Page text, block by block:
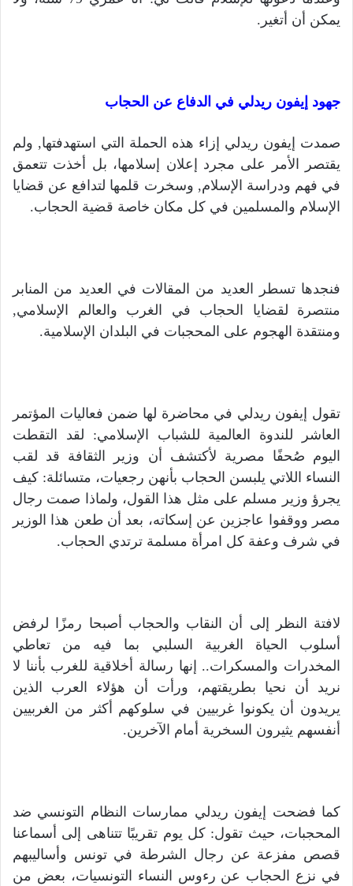
يمكن أن أتغير.
جهود إيفون ريدلي في الدفاع عن الحجاب
صمدت إيفون ريدلي إزاء هذه الحملة التي استهدفتها, ولم
يقتصر الأمر على مجرد إعلان إسلامها، بل أخذت تتعمق
في فهم ودراسة الإسلام, وسخرت قلمها لتدافع عن قضايا
الإسلام والمسلمين في كل مكان خاصة قضية الحجاب.
فنجدها تسطر العديد من المقالات في العديد من المنابر
منتصرة لقضايا الحجاب في الغرب والعالم الإسلامي,
ومنتقدة الهجوم على المحجبات في البلدان الإسلامية.
تقول إيفون ريدلي في محاضرة لها ضمن فعاليات المؤتمر
العاشر للندوة العالمية للشباب الإسلامي: لقد التقطت
اليوم صُحفًا مصرية لأكتشف أن وزير الثقافة قد لقب
النساء اللاتي يلبسن الحجاب بأنهن رجعيات، متسائلة: كيف
يجرؤ وزير مسلم على مثل هذا القول، ولماذا صمت رجال
مصر ووقفوا عاجزين عن إسكاته، بعد أن طعن هذا الوزير
في شرف وعفة كل امرأة مسلمة ترتدي الحجاب.
لافتة النظر إلى أن النقاب والحجاب أصبحا رمزًا لرفض
أسلوب الحياة الغربية السلبي بما فيه من تعاطي
المخدرات والمسكرات.. إنها رسالة أخلاقية للغرب بأننا لا
نريد أن نحيا بطريقتهم، ورأت أن هؤلاء العرب الذين
يريدون أن يكونوا غربيين في سلوكهم أكثر من الغربيين
أنفسهم يثيرون السخرية أمام الآخرين.
كما فضحت إيفون ريدلي ممارسات النظام التونسي ضد
المحجبات، حيث تقول: كل يوم تقريبًا تتناهى إلى أسماعنا
قصص مفزعة عن رجال الشرطة في تونس وأساليبهم
في نزع الحجاب عن رءوس النساء التونسيات، بعض من